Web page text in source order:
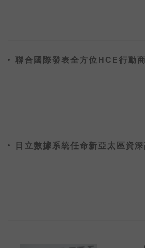
聯合國際發表全方位HCE行動
日立數據系統任命新亞太區資